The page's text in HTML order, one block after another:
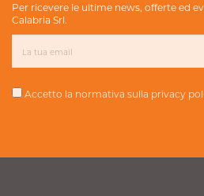
Per ricevere le ultime news, offerte ed
Calabria Srl.
Accetto la normativa sulla privacy